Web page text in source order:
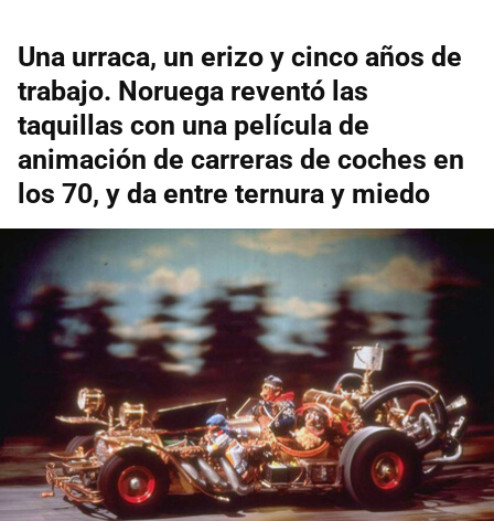
Una urraca, un erizo y cinco años de
trabajo. Noruega reventó las
taquillas con una película de
animación de carreras de coches en
los 70, y da entre ternura y miedo